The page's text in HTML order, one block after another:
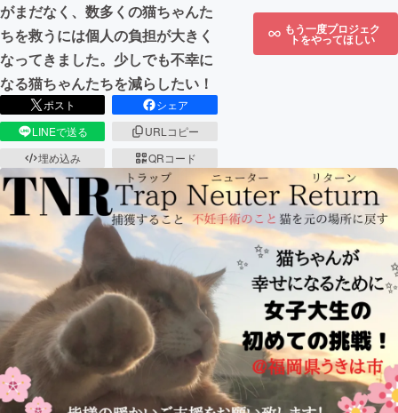
がまだなく、数多くの猫ちゃんた
ちを救うには個人の負担が大きく
なってきました。少しでも不幸に
なる猫ちゃんたちを減らしたい！
ポスト
シェア
LINEで送る
URLコピー
埋め込み
QRコード
もう一度プロジェク
トをやってほしい